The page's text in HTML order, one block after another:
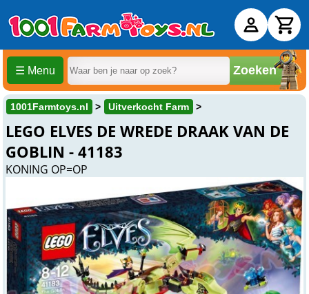
☰ Menu Zoeken
1001Farmtoys.nl Uitverkocht Farm
LEGO ELVES DE WREDE DRAAK VAN DE
GOBLIN - 41183
KONING OP=OP